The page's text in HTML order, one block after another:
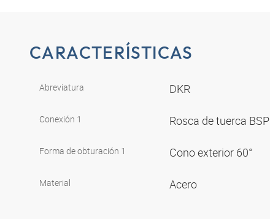
CARACTERÍSTICAS
Abreviatura DKR
Conexión 1 Rosca de tuerca BSP
Forma de obturación 1 Cono exterior 60°
Material Acero